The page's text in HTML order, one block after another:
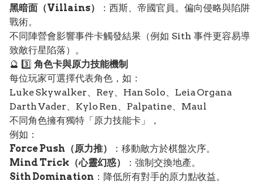
黑暗面（Villains）
：西斯、帝國官員。偏向侵略與陷阱
戰術。
不同陣營會影響事件卡觸發結果（例如 Sith 事件更容易導
致敵行星陷落）。
🔮 3️⃣ 角色卡與原力技能機制
每位玩家可選擇代表角色，如：
Luke Skywalker、Rey、Han Solo、Leia Organa
Darth Vader、Kylo Ren、Palpatine、Maul
不同角色擁有獨特「原力技能卡」，
例如：
Force Push（原力推）
：移動敵方於棋盤次序。
Mind Trick（心靈幻惑）
：強制交換地產。
Sith Domination ：降低所有對手的原力點收益。